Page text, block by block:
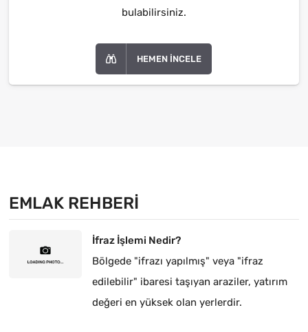
bulabilirsiniz.
HEMEN İNCELE
EMLAK REHBERI
İfraz İşlemi Nedir?
Bölgede "ifrazı yapılmış" veya "ifraz
edilebilir" ibaresi taşıyan araziler, yatırım
değeri en yüksek olan yerlerdir.